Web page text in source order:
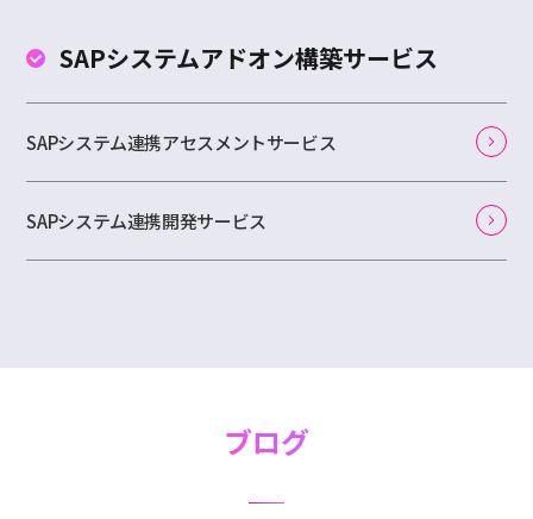
SAPシステムアドオン構築サービス
SAPシステム連携アセスメントサービス
SAPシステム連携開発サービス
ブログ